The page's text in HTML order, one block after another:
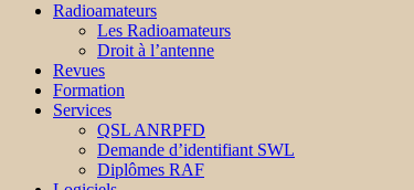
Radioamateurs
Les Radioamateurs
Droit à l’antenne
Revues
Formation
Services
QSL ANRPFD
Demande d’identifiant SWL
Diplômes RAF